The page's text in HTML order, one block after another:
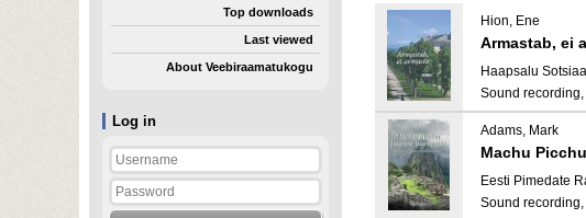
Log in
Top downloads
Last viewed
About Veebiraamatukogu
Hion, Ene
Armastab, ei
Haapsalu
Sound recording,
Adams, Mark
Machu
Eesti Pimedate
Sound recording,